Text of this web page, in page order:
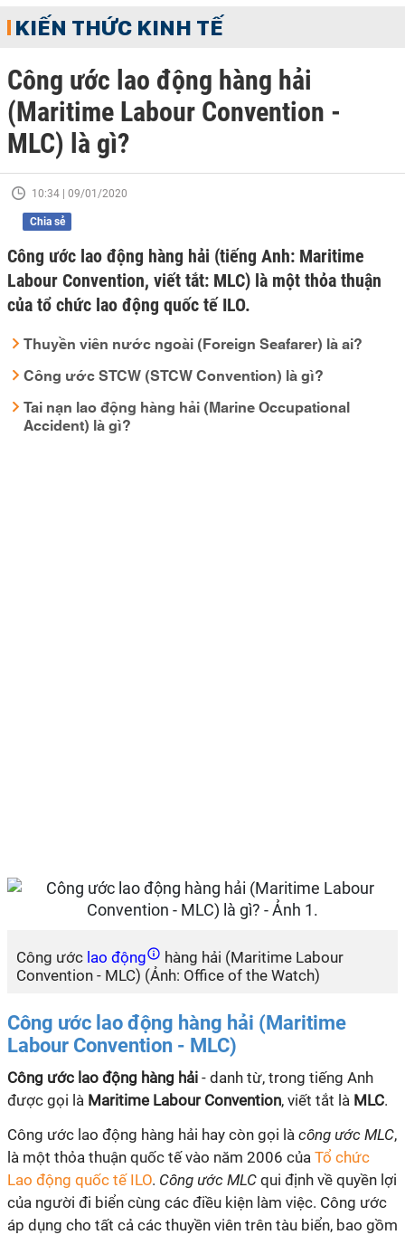
KIẾN THỨC KINH TẾ
Công ước lao động hàng hải
(Maritime Labour Convention -
MLC) là gì?
10:34 | 09/01/2020
Chia sẻ
Công ước lao động hàng hải (tiếng Anh: Maritime
Labour Convention, viết tắt: MLC) là một thỏa thuận
của tổ chức lao động quốc tế ILO.
Thuyền viên nước ngoài (Foreign Seafarer) là ai?
Công ước STCW (STCW Convention) là gì?
Tai nạn lao động hàng hải (Marine Occupational
Accident) là gì?
Công ước lao động
hàng hải (Maritime Labour
Convention - MLC) (Ảnh: Office of the Watch)
Công ước lao động hàng hải (Maritime
Labour Convention - MLC)
Công ước lao động hàng hải - danh từ, trong tiếng Anh
được gọi là Maritime Labour Convention, viết tắt là MLC.
Công ước lao động hàng hải hay còn gọi là công ước MLC,
là một thỏa thuận quốc tế vào năm 2006 của Tổ chức
Lao động quốc tế ILO. Công ước MLC qui định về quyền lợi
của người đi biển cùng các điều kiện làm việc. Công ước
áp dụng cho tất cả các thuyền viên trên tàu biển, bao gồm